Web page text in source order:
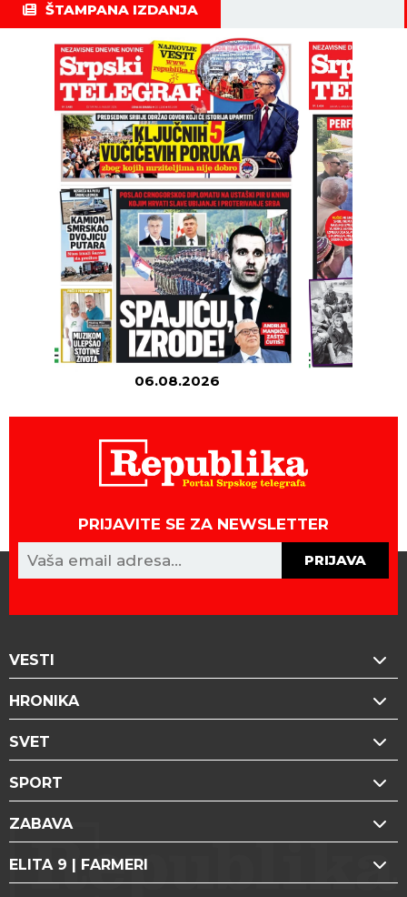
ŠTAMPANA IZDANJA
06.08.2026
PRIJAVITE SE ZA NEWSLETTER
PRIJAVA
VESTI
HRONIKA
SVET
SPORT
ZABAVA
ELITA 9 | FARMERI